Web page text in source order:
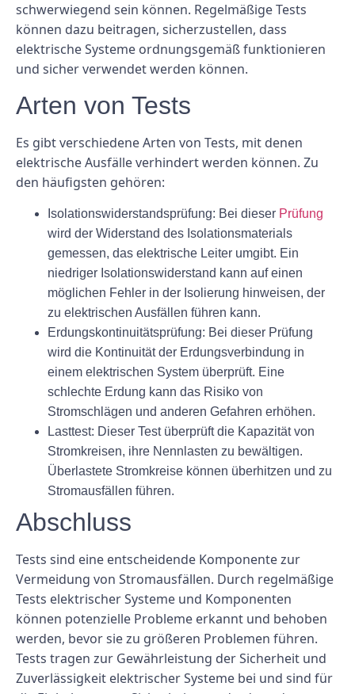
schwerwiegend sein können. Regelmäßige Tests
können dazu beitragen, sicherzustellen, dass
elektrische Systeme ordnungsgemäß funktionieren
und sicher verwendet werden können.
Arten von Tests
Es gibt verschiedene Arten von Tests, mit denen
elektrische Ausfälle verhindert werden können. Zu
den häufigsten gehören:
Isolationswiderstandsprüfung: Bei dieser Prüfung
wird der Widerstand des Isolationsmaterials
gemessen, das elektrische Leiter umgibt. Ein
niedriger Isolationswiderstand kann auf einen
möglichen Fehler in der Isolierung hinweisen, der
zu elektrischen Ausfällen führen kann.
Erdungskontinuitätsprüfung: Bei dieser Prüfung
wird die Kontinuität der Erdungsverbindung in
einem elektrischen System überprüft. Eine
schlechte Erdung kann das Risiko von
Stromschlägen und anderen Gefahren erhöhen.
Lasttest: Dieser Test überprüft die Kapazität von
Stromkreisen, ihre Nennlasten zu bewältigen.
Überlastete Stromkreise können überhitzen und zu
Stromausfällen führen.
Abschluss
Tests sind eine entscheidende Komponente zur
Vermeidung von Stromausfällen. Durch regelmäßige
Tests elektrischer Systeme und Komponenten
können potenzielle Probleme erkannt und behoben
werden, bevor sie zu größeren Problemen führen.
Tests tragen zur Gewährleistung der Sicherheit und
Zuverlässigkeit elektrischer Systeme bei und sind für